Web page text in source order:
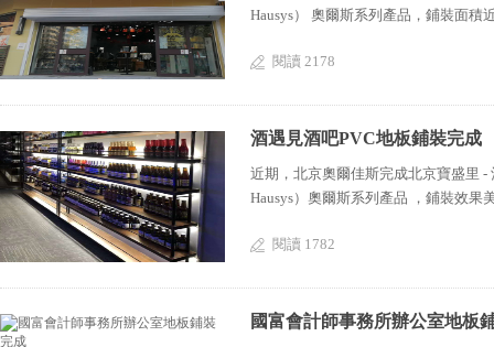
Hausys） 奧爾斯系列產品，鋪裝面積
閱讀 2178
酒遇見酒吧PVC地板鋪裝完成
近期，北京奧爾佳斯完成北京寶盛里 -
Hausys）奧爾斯系列產品 ，鋪裝效果
閱讀 1782
國富會計師事務所辦公室地板